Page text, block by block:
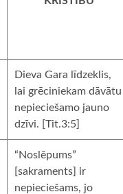
Dieva Gara līdzeklis,
lai grēciniekam dāvātu
nepieciešamo jauno
dzīvi. [Tit.3:5]
“Noslēpums”
[sakraments] ir
nepieciešams, jo